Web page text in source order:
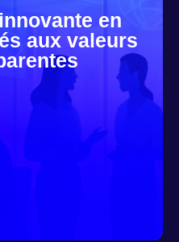
en
aux valeurs